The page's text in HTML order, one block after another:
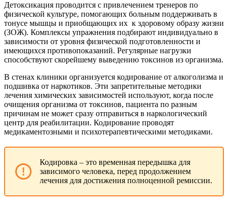
Детоксикация проводится с привлечением тренеров по
физической культуре, помогающих больным поддерживать в
тонусе мышцы и приобщающих их к здоровому образу жизни
(ЗОЖ). Комплексы упражнения подбирают индивидуально в
зависимости от уровня физической подготовленности и
имеющихся противопоказаний. Регулярные нагрузки
способствуют скорейшему выведению токсинов из организма.
В стенах клиники организуется кодирование от алкоголизма и
подшивка от наркотиков. Эти запретительные методики
лечения химических зависимостей используют, когда после
очищения организма от токсинов, пациента по разным
причинам не может сразу отправиться в наркологический
центр для реабилитации. Кодирование проводят
медикаментозными и психотерапевтическими методиками.
Кодировка – это временная передышка для
зависимого человека, перед продолжением
лечения для достижения полноценной ремиссии.